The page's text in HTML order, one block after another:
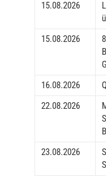
15.08.2026
15.08.2026
16.08.2026
22.08.2026
23.08.2026